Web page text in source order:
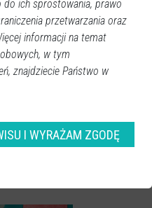
wiadomości
w Google News.
News
ich sprostowania, prawo
przetwarzania oraz
informacji na temat
w tym
znajdziecie Państwo w
I WYRAŻAM ZGODĘ